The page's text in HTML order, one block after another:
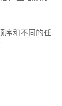
序和不同的任